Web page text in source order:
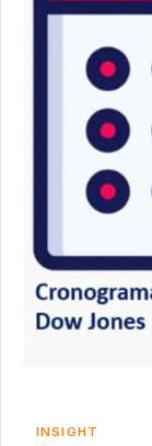
INSIGHT